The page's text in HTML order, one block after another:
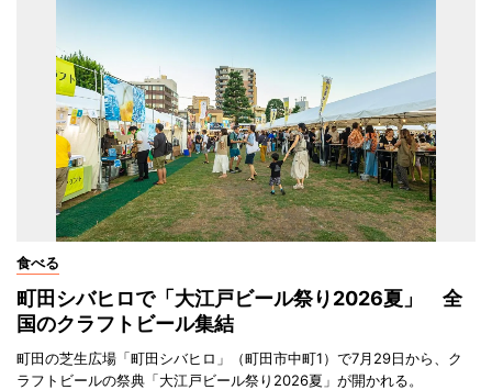
食べる
町田シバヒロで「大江戸ビール祭り2026夏」 全
国のクラフトビール集結
町田の芝生広場「町田シバヒロ」（町田市中町1）で7月29日から、ク
ラフトビールの祭典「大江戸ビール祭り2026夏」が開かれる。